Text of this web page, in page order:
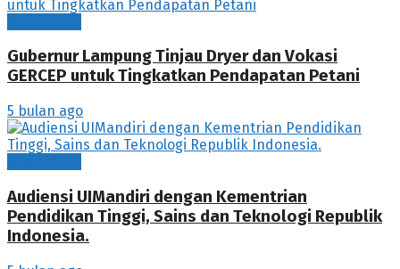
Gubernur Lampung Tinjau Dryer dan Vokasi
GERCEP untuk Tingkatkan Pendapatan Petani
5 bulan ago
Audiensi UIMandiri dengan Kementrian
Pendidikan Tinggi, Sains dan Teknologi Republik
Indonesia.